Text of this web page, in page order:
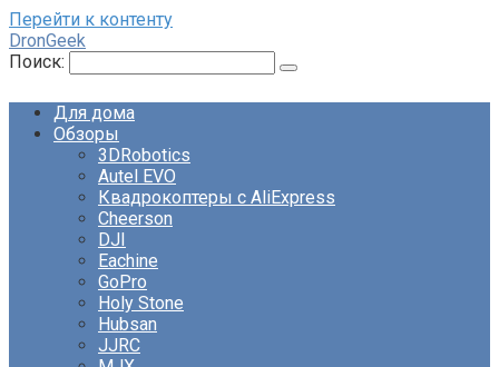
Перейти к контенту
DronGeek
Поиск:
Для дома
Обзоры
3DRobotics
Autel EVO
Квадрокоптеры с AliExpress
Cheerson
DJI
Eachine
GoPro
Holy Stone
Hubsan
JJRC